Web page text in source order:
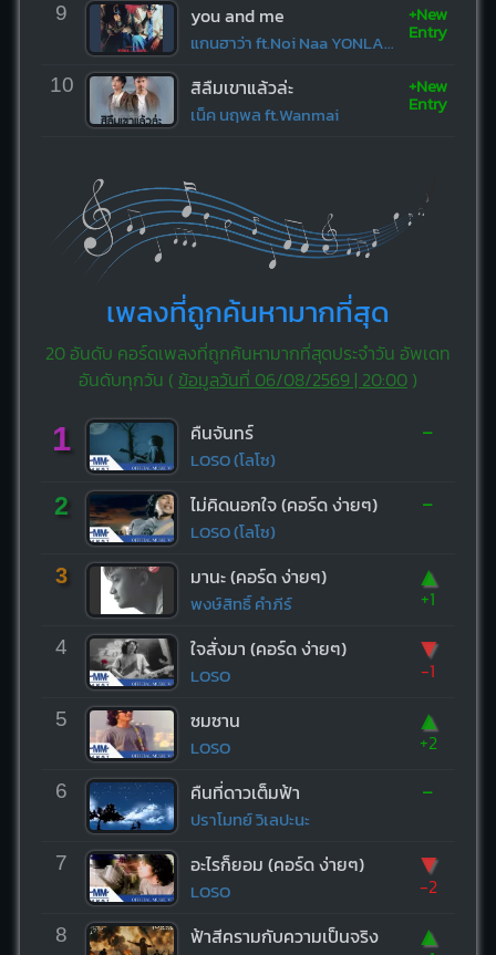
9 you and me
แกนฮาว่า ft.Noi Naa YONLAPA
+New
Entry
10 สิลืมเขาแล้วล่ะ
เน็ค นฤพล ft.Wanmai
+New
Entry
เพลงที่ถูกค้นหามากที่สุด
20 อันดับ คอร์ดเพลงที่ถูกค้นหามากที่สุดประจำวัน อัพเดท
อันดับทุกวัน ( ข้อมูลวันที่ 06/08/2569 | 20:00)
1 คืนจันทร์
LOSO (โลโซ)
-
2 ไม่คิดนอกใจ (คอร์ด ง่ายๆ)
LOSO (โลโซ)
-
3 มานะ (คอร์ด ง่ายๆ)
พงษ์สิทธิ์ คำภีร์
▲
+1
4 ใจสั่งมา (คอร์ด ง่ายๆ)
LOSO
▼
-1
5 ซมซาน
LOSO
▲
+2
6 คืนที่ดาวเต็มฟ้า
ปราโมทย์ วิเลปะนะ
-
7 อะไรก็ยอม (คอร์ด ง่ายๆ)
LOSO
▼
-2
8 ฟ้าสีครามกับความเป็นจริง ▲